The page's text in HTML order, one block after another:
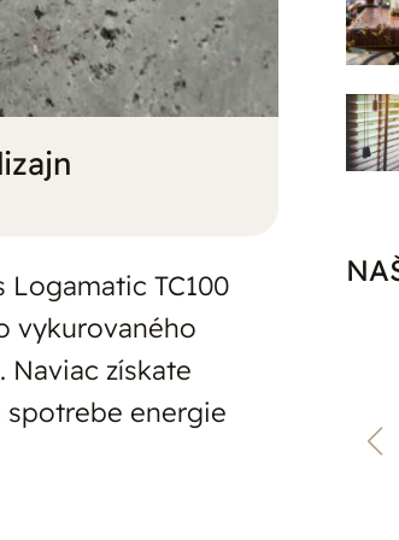
TC100
vykurovaného
získate
spotrebe energie